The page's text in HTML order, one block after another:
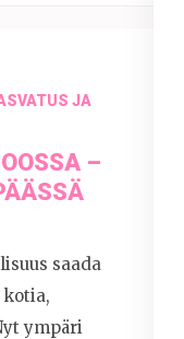
JA
–
saada
ympäri